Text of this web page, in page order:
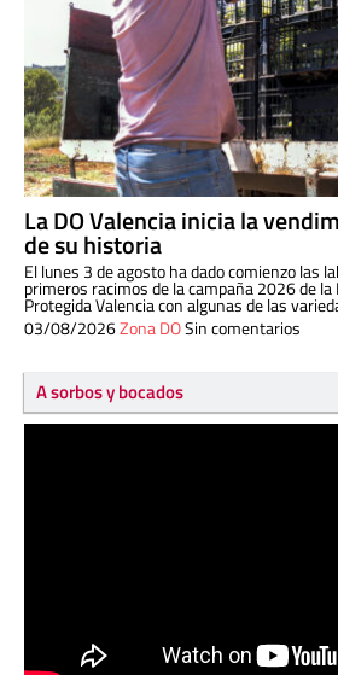
La DO Valencia inicia la
de su historia
El lunes 3 de agosto ha dado comienzo las
primeros racimos de la campaña 2026 de
Protegida Valencia con algunas de las
03/08/2026Zona DOSin comentarios
A sorbos y bocados